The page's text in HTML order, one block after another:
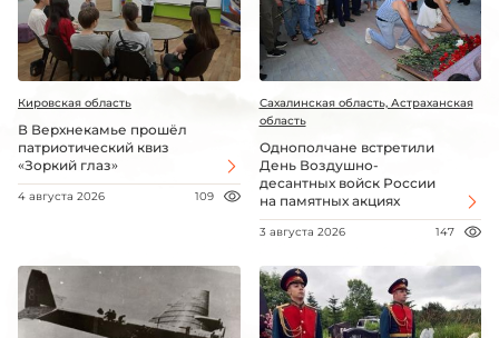
Кировская область
В Верхнекамье прошёл
патриотический квиз
«Зоркий глаз»
4 августа 2026 109
Сахалинская область, Астраханская
область
Однополчане встретили
День Воздушно-
десантных войск России
на памятных акциях
3 августа 2026 147